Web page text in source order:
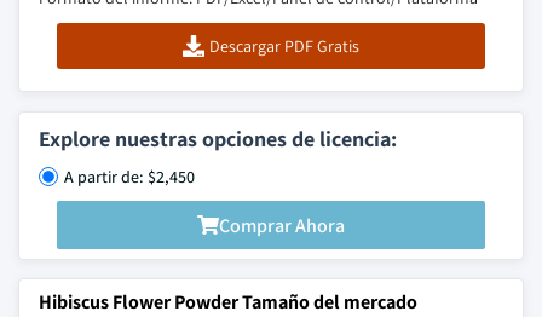
Descargar PDF Gratis
Explore nuestras opciones de licencia:
A partir de: $2,450
Comprar Ahora
Hibiscus Flower Powder Tamaño del mercado